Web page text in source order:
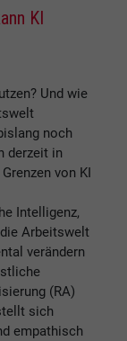
KI
Und wie
noch
derzeit in
von KI
Intelligenz,
Arbeitswelt
verändern
(RA)
sich
empathisch